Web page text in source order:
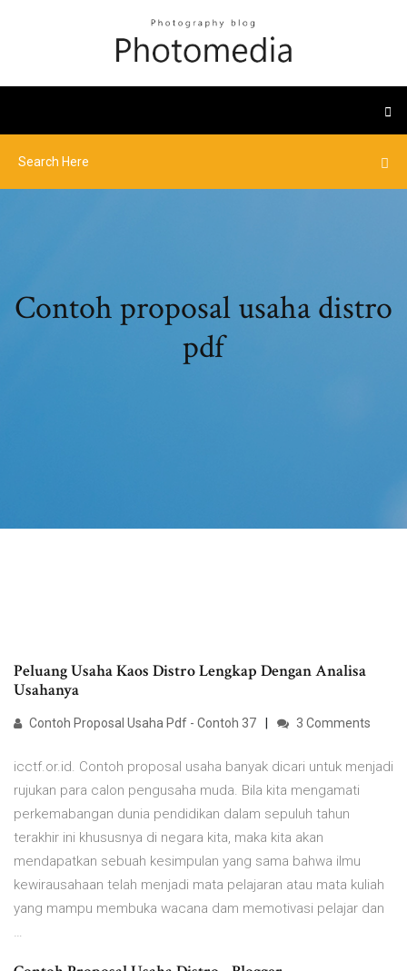
Contoh proposal usaha distro
pdf
Peluang Usaha Kaos Distro Lengkap Dengan Analisa
Usahanya
Contoh Proposal Usaha Pdf - Contoh 37 3 Comments
icctf.or.id. Contoh proposal usaha banyak dicari untuk menjadi
rujukan para calon pengusaha muda. Bila kita mengamati
perkemabangan dunia pendidikan dalam sepuluh tahun
terakhir ini khususnya di negara kita, maka kita akan
mendapatkan sebuah kesimpulan yang sama bahwa ilmu
kewirausahaan telah menjadi mata pelajaran atau mata kuliah
yang mampu membuka wacana dam memotivasi pelajar dan
…